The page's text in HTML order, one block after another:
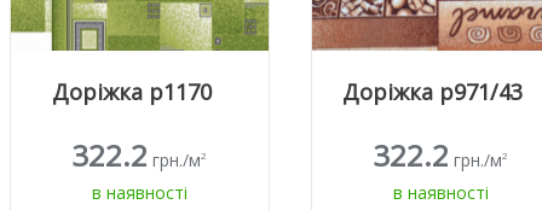
Доріжка р1170
322.2 грн./м2
в наявності
Доріжка p971/43
322.2 грн./м2
в наявності